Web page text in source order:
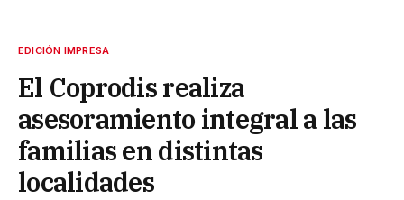
EDICIÓN IMPRESA
El Coprodis realiza
asesoramiento integral a las
familias en distintas
localidades